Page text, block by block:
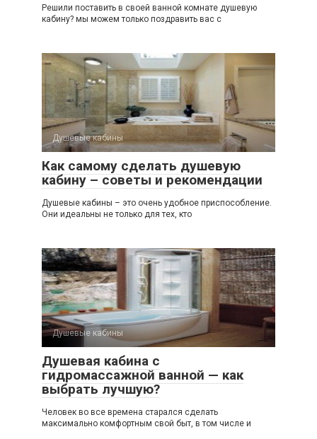
Решили поставить в своей ванной комнате душевую
кабину? мы можем только поздравить вас с
Душевые кабины
Как самому сделать душевую
кабину – советы и рекомендации
Душевые кабины – это очень удобное приспособление.
Они идеальны не только для тех, кто
Душевые кабины
Душевая кабина с
гидромассажной ванной — как
выбрать лучшую?
Человек во все времена старался сделать
максимально комфортным свой быт, в том числе и